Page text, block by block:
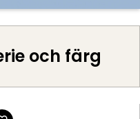
och färg